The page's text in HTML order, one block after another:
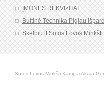
ĮMONĖS REKVIZITAI
Buitinė Technika Pigiau
Skelbiu lt Sofos Lovos
Sofos Lovos Minkšti Kampai Akcija